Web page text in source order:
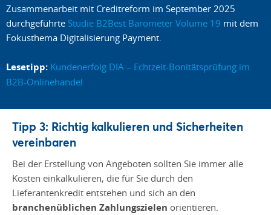
Zusammenarbeit mit Creditreform im September 2025
durchgeführte Studie B2Best Barometer Volume 19 mit dem
Fokusthema Digitalisierung Payment.
Lesetipp: Kundenerfolg DIA – Echtzeit-Bonitätsprüfung im
B2B-Onlinehandel
Tipp 3: Richtig kalkulieren und Sicherheiten
vereinbaren
Bei der Erstellung von Angeboten sollten Sie immer alle
Kosten einkalkulieren, die für Sie durch den
Lieferantenkredit entstehen und sich an den
branchenüblichen Zahlungszielen orientieren.